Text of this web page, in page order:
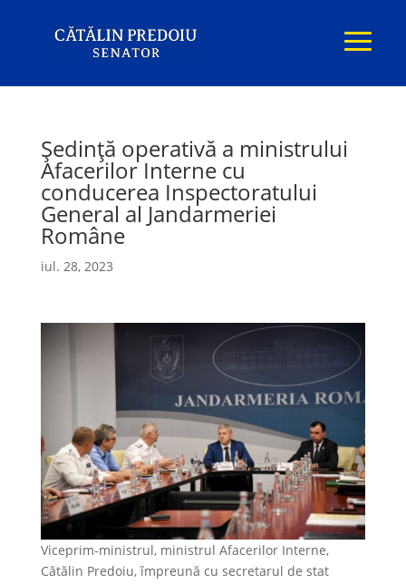
Ședință operativă a ministrului
Afacerilor Interne cu
conducerea Inspectoratului
General al Jandarmeriei
Române
iul. 28, 2023
Viceprim-ministrul, ministrul Afacerilor Interne,
Cătălin Predoiu, împreună cu secretarul de stat